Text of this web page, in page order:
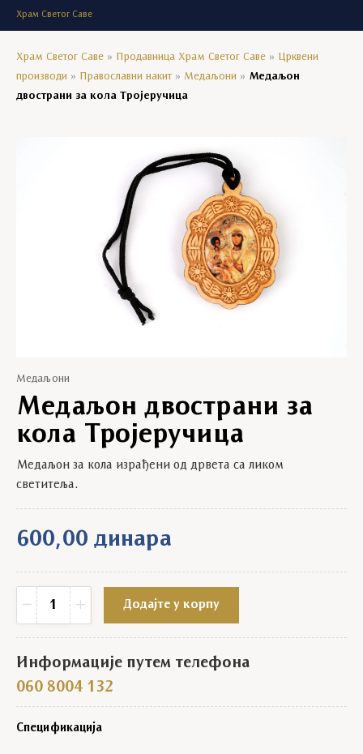
Храм Светог Саве
Храм Светог Саве » Продавница Храм Светог Саве » Црквени
производи » Православни накит » Медаљони » Медаљон
двострани за кола Тројеручица
Медаљони
Медаљон двострани за
кола Тројеручица
600,00 динара
Медаљон за кола израђени од дрвета са ликом
светитеља.
−
Медаљон двострани за кола Тројеручица quantity
+ Додајте у корпу
Информације путем телефона
060 8004 132
Спецификација